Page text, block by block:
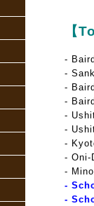
【
-
-
-
-
-
-
-
- Oni-
-
-
-